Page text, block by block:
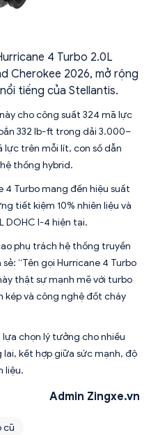
4 Turbo 2.0L
Cherokee 2026, mở rộng
tiếng của Stellantis.
cho công suất 324 mã lực
332 lb-ft trong dải 3.000–
trên mỗi lít, con số dẫn
thống hybrid.
4 Turbo mang đến hiệu suất
tiết kiệm 10% nhiên liệu và
DOHC I-4 hiện tại.
phụ trách hệ thống truyền
“Tên gọi Hurricane 4 Turbo
thật sự mạnh mẽ với turbo
kép và công nghệ đốt cháy
chọn lý tưởng cho nhiều
kết hợp giữa sức mạnh, độ
liệu.
Admin Zingxe.vn
cũ